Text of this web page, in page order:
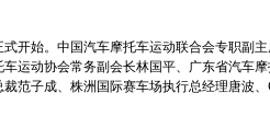
开始。中国汽车摩托车运动联合会专职副
运动协会常务副会长林国平、广东省汽车
范子成、株洲国际赛车场执行总经理唐波